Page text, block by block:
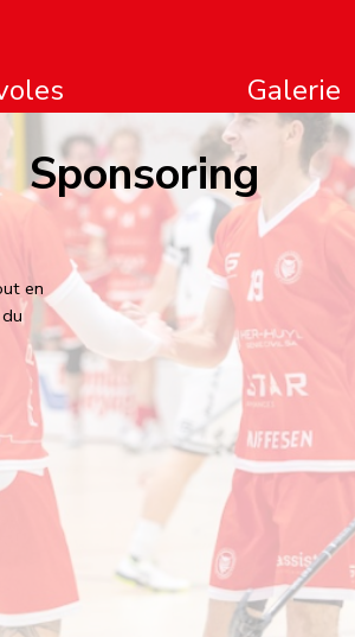
Galerie
Sponsoring
en